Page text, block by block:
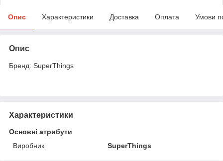
Опис Характеристики Доставка Оплата Умови
Опис
Бренд: SuperThings
Характеристики
Основні атрибути
Виробник
SuperThings